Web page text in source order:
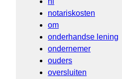
notariskosten
om
onderhandse lening
ondernemer
ouders
oversluiten